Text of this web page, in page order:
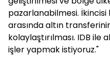
pazarlanabilmesi.
arasında altın
kolaylaştırılması. IDB ile
işler yapmak istiyoruz."